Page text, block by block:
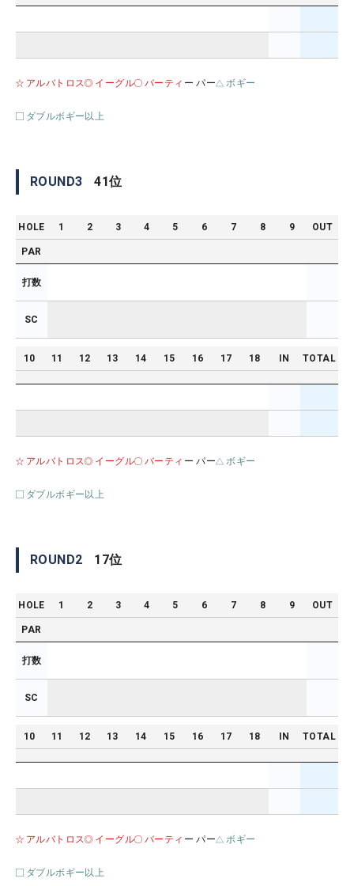
アルバトロス イーグル バーティ ー パー ボギー
ダブルボギー以上
ROUND3 41位
HOLE 1 2 3 4 5 6 7 8 9 OUT
PAR
打数
SC
10 11 12 13 14 15 16 17 18 IN TOTAL
アルバトロス イーグル バーティ ー パー ボギー
ダブルボギー以上
ROUND2 17位
HOLE 1 2 3 4 5 6 7 8 9 OUT
PAR
打数
SC
10 11 12 13 14 15 16 17 18 IN TOTAL
アルバトロス イーグル バーティ ー パー ボギー
ダブルボギー以上